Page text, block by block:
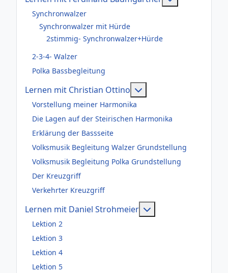
Synchronwalzer
Synchronwalzer mit Hürde
2stimmig- Synchronwalzer+Hürde
2-3-4- Walzer
Polka Bassbegleitung
Lernen mit Christian Ottino
Vorstellung meiner Harmonika
Die Lagen auf der Steirischen Harmonika
Erklärung der Bassseite
Volksmusik Begleitung Walzer Grundstellung
Volksmusik Begleitung Polka Grundstellung
Der Kreuzgriff
Verkehrter Kreuzgriff
Lernen mit Daniel Strohmeier
Lektion 2
Lektion 3
Lektion 4
Lektion 5